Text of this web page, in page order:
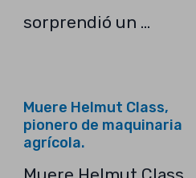
sorprendió un …
Muere Helmut Class,
pionero de maquinaria
agrícola.